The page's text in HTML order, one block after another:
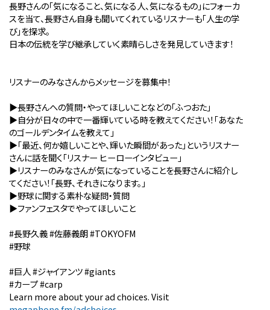
長野さんの「気になること、気になる人、気になるもの」にフォーカ
スを当て、長野さん自身も聞いてくれているリスナーも「人生の学
び」を探求。
日本の伝統を学び継承していく素晴らしさを発見していきます！
リスナーのみなさんからメッセージを募集中！
▶︎長野さんへの質問・やってほしいことなどの「ふつおた」
▶︎自分が⽇々の中で⼀番輝いている時を教えてください！「あなた
のゴールデンタイムを教えて」
▶︎「最近、何か嬉しいことや、輝いた瞬間があった」というリスナー
さんに話を聞く「リスナー ヒーローインタビュー」
▶︎リスナーのみなさんが気になっていることを長野さんに紹介し
てください！「長野、それきになります。」
▶︎野球に関する素朴な疑問・質問
▶︎ファンフェスタでやってほしいこと
#長野久義 #佐藤義朗 #TOKYOFM
#野球
#巨人 #ジャイアンツ #giants
#カープ #carp
Learn more about your ad choices. Visit